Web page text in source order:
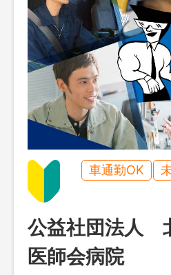
車通勤OK
公益社団法人
医師会病院